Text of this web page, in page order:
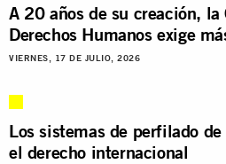
A 20 años de su creación, la
Derechos Humanos exige
VIERNES, 17 DE JULIO, 2026
Los sistemas de perfilado
el derecho internacional